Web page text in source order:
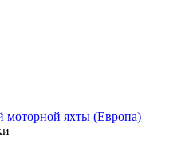
моторной яхты (Европа)